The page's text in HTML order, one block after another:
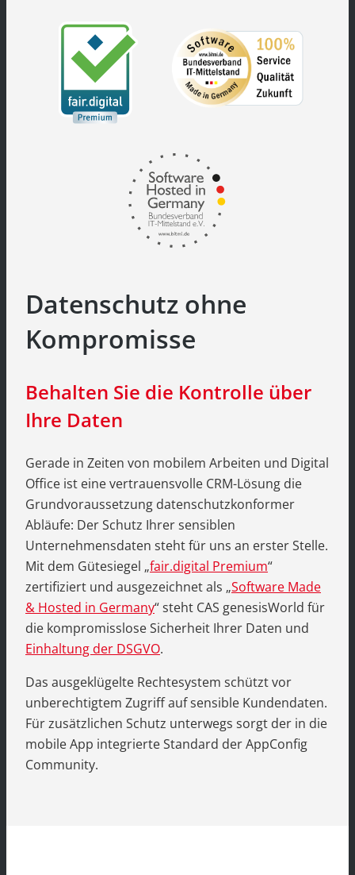
Datenschutz ohne
Kompromisse
Behalten Sie die Kontrolle über
Ihre Daten
Gerade in Zeiten von mobilem Arbeiten und Digital
Office ist eine vertrauensvolle CRM-Lösung die
Grundvoraussetzung datenschutzkonformer
Abläufe: Der Schutz Ihrer sensiblen
Unternehmensdaten steht für uns an erster Stelle.
Mit dem Gütesiegel „fair.digital Premium“
zertifiziert und ausgezeichnet als „Software Made
& Hosted in Germany“ steht CAS genesisWorld für
die kompromisslose Sicherheit Ihrer Daten und
Einhaltung der DSGVO.
Das ausgeklügelte Rechtesystem schützt vor
unberechtigtem Zugriff auf sensible Kundendaten.
Für zusätzlichen Schutz unterwegs sorgt der in die
mobile App integrierte Standard der AppConfig
Community.